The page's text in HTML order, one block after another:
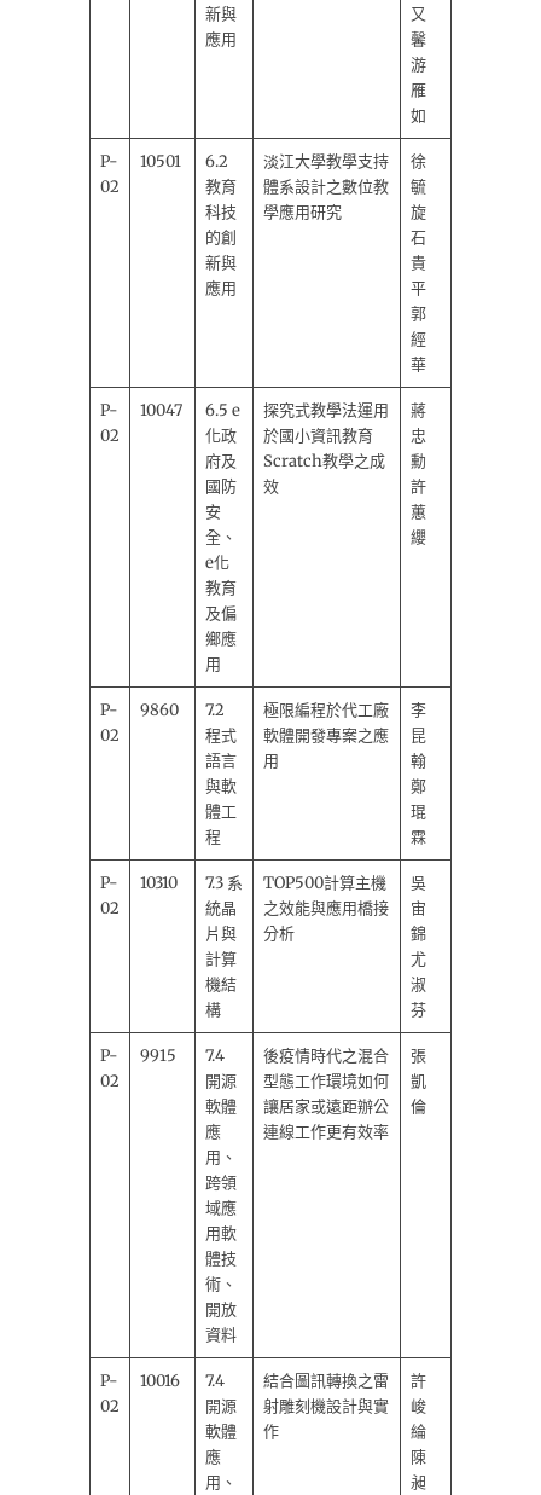
新與
應用
又
馨
游
雁
如
P-
02
10501
6.2
教育
科技
的創
新與
應用
淡江大學教學支持
體系設計之數位教
學應用研究
徐
毓
旋
石
貴
平
郭
經
華
P-
02
10047
6.5 e
化政
府及
國防
安
全、
e化
教育
及偏
鄉應
用
探究式教學法運用
於國小資訊教育
Scratch教學之成
效
蔣
忠
勳
許
蕙
纓
P-
02
9860
7.2
程式
語言
與軟
體工
程
極限編程於代工廠
軟體開發專案之應
用
李
昆
翰
鄭
琨
霖
P-
02
10310
7.3 系
統晶
片與
計算
機結
構
TOP500計算主機
之效能與應用橋接
分析
吳
宙
錦
尤
淑
芬
P-
02
9915
7.4
開源
軟體
應
用、
跨領
域應
用軟
體技
術、
開放
資料
後疫情時代之混合
型態工作環境如何
讓居家或遠距辦公
連線工作更有效率
張
凱
倫
P-
02
10016
7.4
開源
軟體
應
用、
結合圖訊轉換之雷
射雕刻機設計與實
作
許
峻
綸
陳
昶